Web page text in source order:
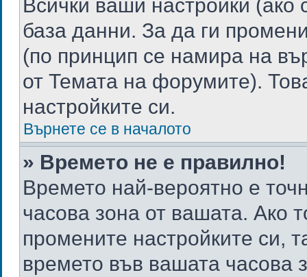
Всички ваши настройки (ако
база данни. За да ги
(по принцип се намира на
от Темата на форумите).
настройките си.
Върнете се в началото
» Времето не е правилно!
Времето най-вероятно е
часова зона от вашата. Ако
промените настройките си,
времето във вашата